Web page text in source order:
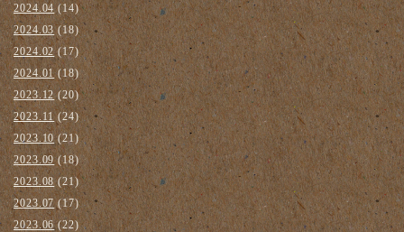
2024.04 (14)
2024.03(18)
2024.02(17)
2024.01 (18)
2023.12 (20)
2023.11(24)
2023.10(21)
2023.09(18)
2023.08(21)
2023.07(17)
2023.06(22)